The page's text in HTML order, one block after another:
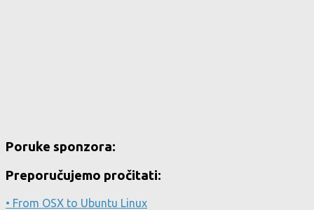
Poruke sponzora:
Preporučujemo pročitati:
• From OSX to Ubuntu Linux